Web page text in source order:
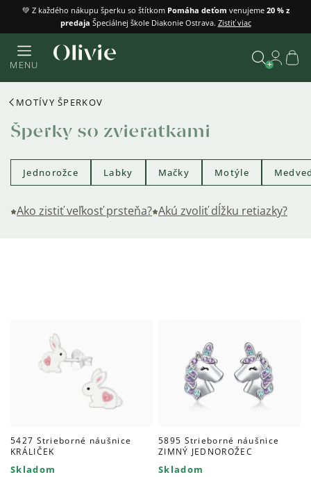
Prejsť
obsah
💚 Z každého nákupu šperku so štítkom Pomáha deťom venujeme 20 % z
predaja Špeciálnej škole Diakonie Ostrava. Zistiť viac
MENU
MOTÍVY ŠPERKOV
Šperky so zvieratkami
Ako zistiť veľkosť prsteňa? Akú zvoliť dĺžku retiazky?
Jednorožce Labky Mačky Motýle
5427 Strieborné náušnice
KRÁLIČEK
Skladom
5895 Strieborné náušnice
ZIMNÝ JEDNOROŽEC
Skladom